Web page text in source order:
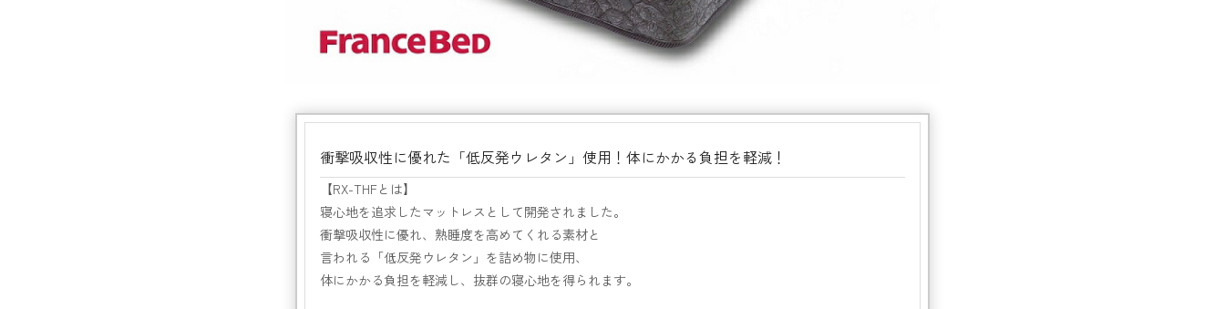
衝撃吸収性に優れた「低反発ウレタン」使用！体にかかる負担を軽減！
【RX-THFとは】
寝心地を追求したマットレスとして開発されました。
衝撃吸収性に優れ、熟睡度を高めてくれる素材と
言われる「低反発ウレタン」を詰め物に使用、
体にかかる負担を軽減し、抜群の寝心地を得られます。